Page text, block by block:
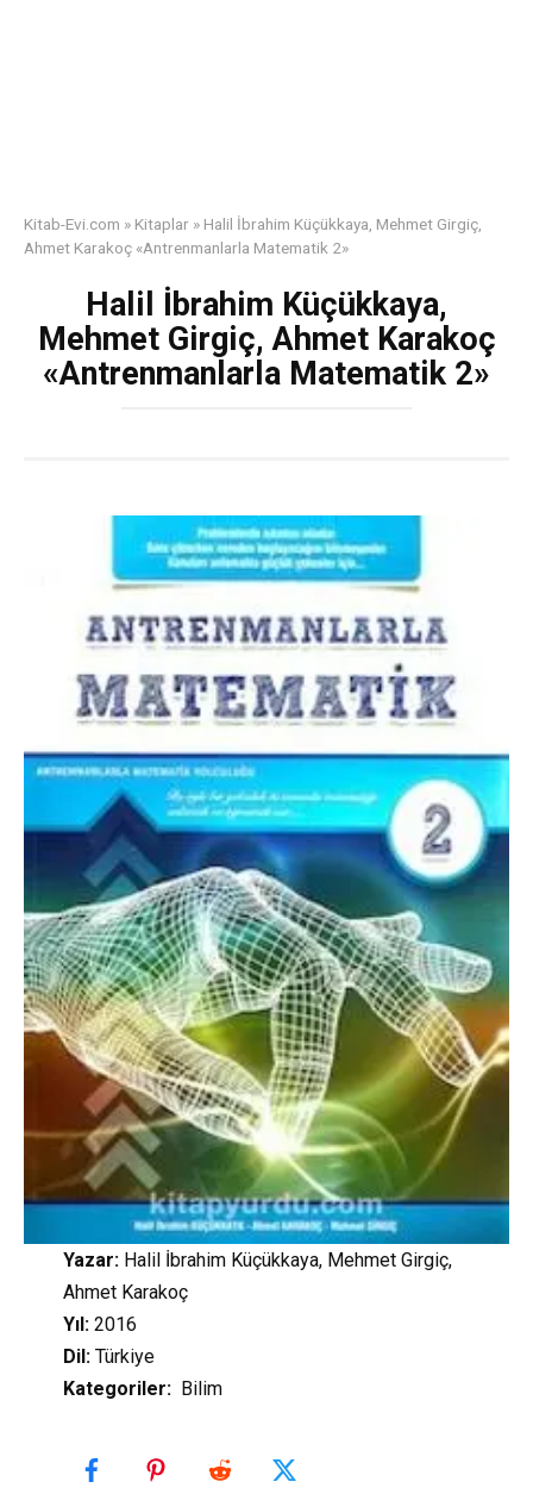
Kitab-Evi.com » Kitaplar » Halil İbrahim Küçükkaya, Mehmet Girgiç,
Ahmet Karakoç «Antrenmanlarla Matematik 2»
Halil İbrahim Küçükkaya,
Mehmet Girgiç, Ahmet Karakoç
«Antrenmanlarla Matematik 2»
Yazar:Halil İbrahim Küçükkaya, Mehmet Girgiç,
Ahmet Karakoç
Yıl:2016
Dil:Türkiye
Kategoriler:Bilim